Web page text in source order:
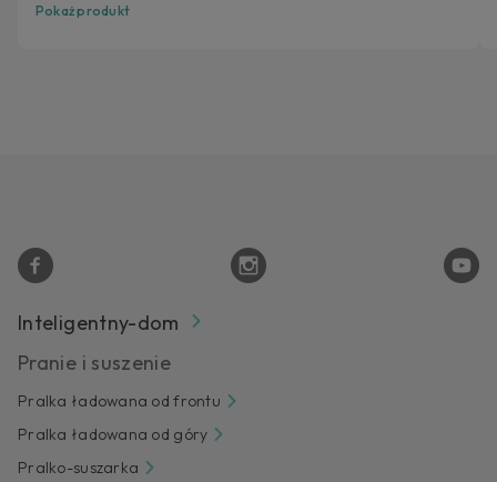
Pokaż produkt
Inteligentny-dom
Pranie i suszenie
Pralka ładowana od frontu
Pralka ładowana od góry
Pralko-suszarka